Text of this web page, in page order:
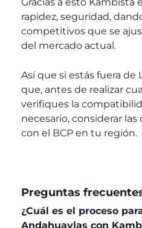
rapidez, seguridad,
competitivos que se
del mercado actual.
Así que si estás fuera
que, antes de realizar
verifiques la
necesario, considerar
con el BCP en tu región.
Preguntas
¿Cuál es el proceso
Andahuaylas con